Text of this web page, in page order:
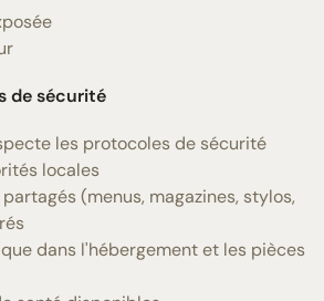
de sécurité
les protocoles de sécurité
locales
(menus, magazines, stylos,
dans l'hébergement et les pièces